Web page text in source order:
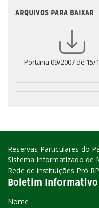
ARQUIVOS PARA BAIXAR
Portaria 09/2007 de 15/
Reservas Particulares do
Sistema Informatizado de
Rede de instituições Pró
Boletim Informativo
Nome